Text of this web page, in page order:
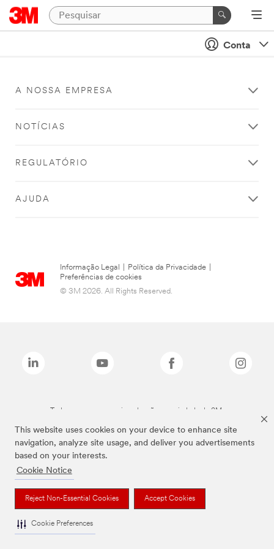
This website uses cookies on your device to enhance site
navigation, analyze site usage, and deliver you advertisements
based on your interests.
Cookie Notice
Reject Non-Essential Cookies Accept Cookies
Cookie Preferences
Conta
A NOSSA EMPRESA
NOTÍCIAS
REGULATÓRIO
AJUDA
Informação Legal Política da Privacidade
Preferências de cookies
© 3M 2026. All Rights Reserved.
Todas as marcas mencionadas são propriedade da 3M.